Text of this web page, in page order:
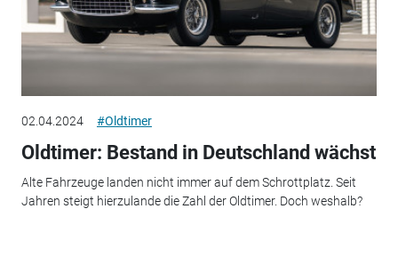
02.04.2024 #Oldtimer
Oldtimer: Bestand in Deutschland wächst
Alte Fahrzeuge landen nicht immer auf dem Schrottplatz. Seit
Jahren steigt hierzulande die Zahl der Oldtimer. Doch weshalb?